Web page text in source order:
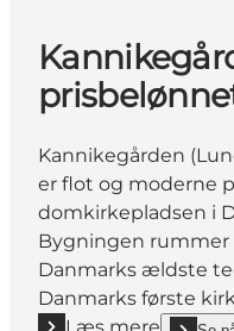
Kannikegården
er flot og moderne
domkirkepladsen i
Bygningen rummer
Danmarks ældste
Danmarks første